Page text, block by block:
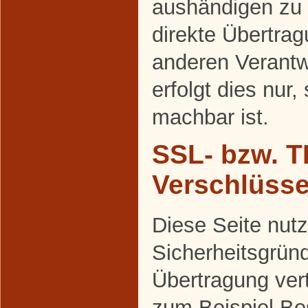
aushändigen
direkte
anderen
erfolgt dies nur,
machbar ist.
SSL- bzw.
Diese Seite
Übertragung